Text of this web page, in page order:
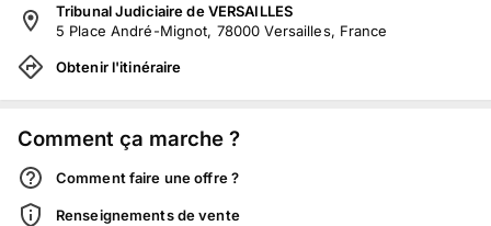
Tribunal Judiciaire de VERSAILLES
5 Place André-Mignot, 78000 Versailles, France
Obtenir l'itinéraire
Comment ça marche ?
Comment faire une offre ?
Renseignements de vente